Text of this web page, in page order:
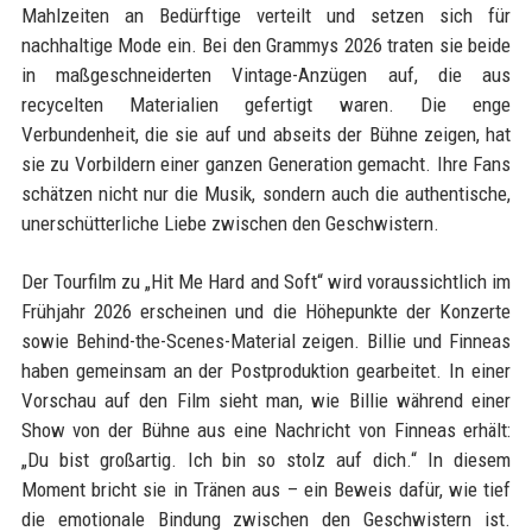
Mahlzeiten an Bedürftige verteilt und setzen sich für
nachhaltige Mode ein. Bei den Grammys 2026 traten sie beide
in maßgeschneiderten Vintage-Anzügen auf, die aus
recycelten Materialien gefertigt waren. Die enge
Verbundenheit, die sie auf und abseits der Bühne zeigen, hat
sie zu Vorbildern einer ganzen Generation gemacht. Ihre Fans
schätzen nicht nur die Musik, sondern auch die authentische,
unerschütterliche Liebe zwischen den Geschwistern.
Der Tourfilm zu „Hit Me Hard and Soft“ wird voraussichtlich im
Frühjahr 2026 erscheinen und die Höhepunkte der Konzerte
sowie Behind-the-Scenes-Material zeigen. Billie und Finneas
haben gemeinsam an der Postproduktion gearbeitet. In einer
Vorschau auf den Film sieht man, wie Billie während einer
Show von der Bühne aus eine Nachricht von Finneas erhält:
„Du bist großartig. Ich bin so stolz auf dich.“ In diesem
Moment bricht sie in Tränen aus – ein Beweis dafür, wie tief
die emotionale Bindung zwischen den Geschwistern ist.